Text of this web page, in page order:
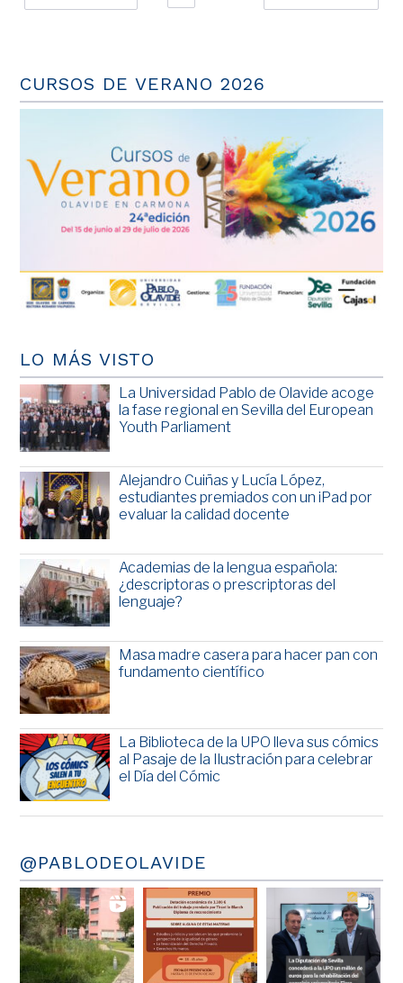
CURSOS DE VERANO 2026
LO MÁS VISTO
La Universidad Pablo de Olavide acoge
la fase regional en Sevilla del European
Youth Parliament
Alejandro Cuiñas y Lucía López,
estudiantes premiados con un iPad por
evaluar la calidad docente
Academias de la lengua española:
¿descriptoras o prescriptoras del
lenguaje?
Masa madre casera para hacer pan con
fundamento científico
La Biblioteca de la UPO lleva sus cómics
al Pasaje de la Ilustración para celebrar
el Día del Cómic
@PABLODEOLAVIDE